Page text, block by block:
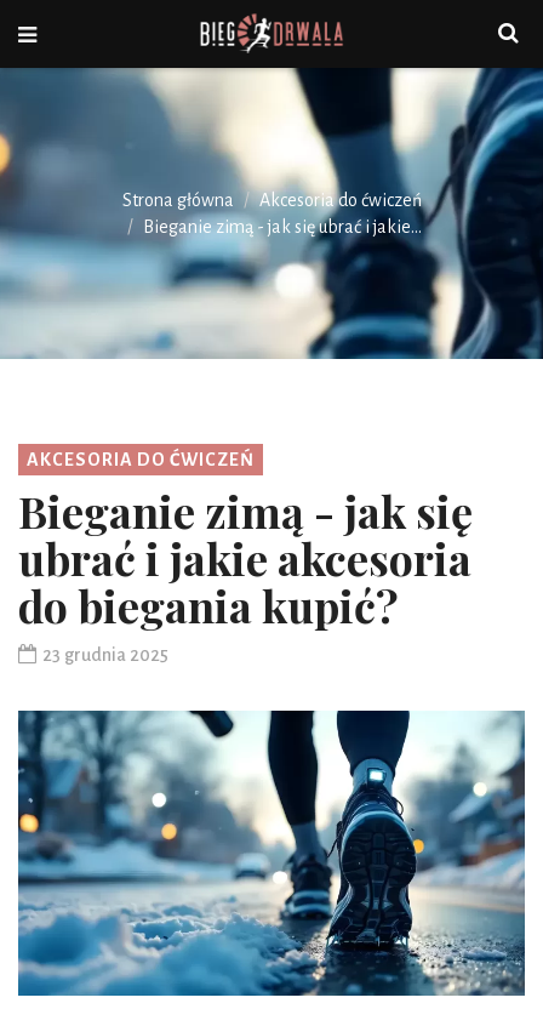
Strona główna
Akcesoria do ćwiczeń
Bieganie zimą - jak się ubrać i jakie...
AKCESORIA DO ĆWICZEŃ
Bieganie zimą - jak się
ubrać i jakie akcesoria
do biegania kupić?
23 grudnia 2025